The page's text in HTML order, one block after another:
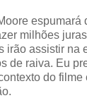
espumará
milhões
irão assistir na
de raiva. Eu
do